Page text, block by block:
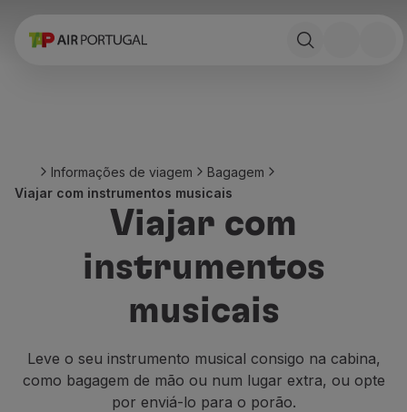
Reservar
Stopover
Informações de viagem
Necessidades especiais
Viajar com animais
A bordo
Voar em Business
Voar em Economy Prime
Informações de viagem
Bagagem
Viajar com instrumentos musicais
Viajar com
instrumentos
musicais
Leve o seu instrumento musical consigo na cabina,
como bagagem de mão ou num lugar extra, ou opte
por enviá-lo para o porão.